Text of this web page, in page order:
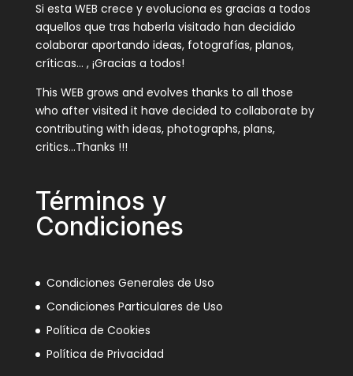
Si esta WEB crece y evoluciona es gracias a todos
aquellos que tras haberla visitado han decidido
colaborar aportando ideas, fotografías, planos,
críticas… , ¡Gracias a todos!
This WEB grows and evolves thanks to all those
who after visited it have decided to collaborate by
contributing with ideas, photographs, plans,
critics…Thanks !!!
Términos y
Condiciones
Condiciones Generales de Uso
Condiciones Particulares de Uso
Política de Cookies
Política de Privacidad